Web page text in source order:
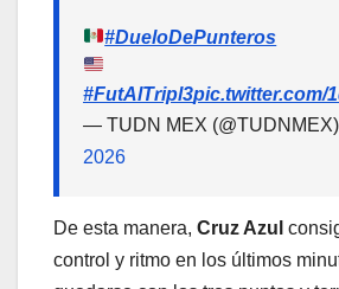
#DueloDePunteros
#FutAlTripl3pic.twitter.com/
— TUDN MEX (@TUDNMEX)
2026
De esta manera, Cruz Azul
control y ritmo en los últimos